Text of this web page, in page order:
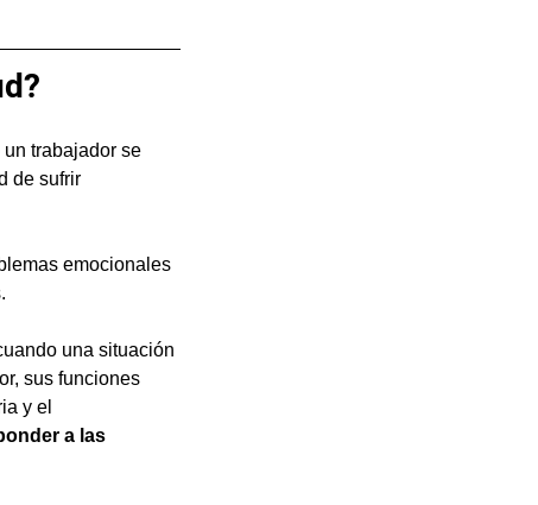
un trabajador se
de sufrir
emocionales
una situación
sus funciones
y el
a las